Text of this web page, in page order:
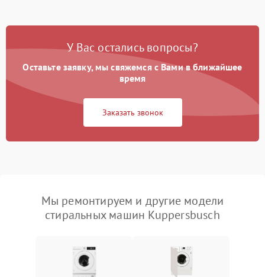
У Вас остались вопросы?
Оставьте заявку, мы свяжемся с Вами в ближайшее
время
Заказать звонок
Мы ремонтируем и другие модели
стиральных машин Kuppersbusch